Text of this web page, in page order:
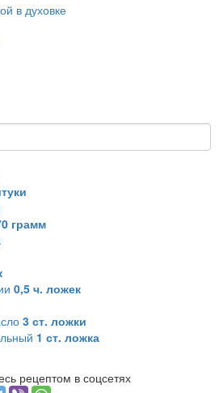
в духовке
грамм
0,5 ч. ложек
3 ст. ложки
1 ст. ложка
рецептом в соцсетях